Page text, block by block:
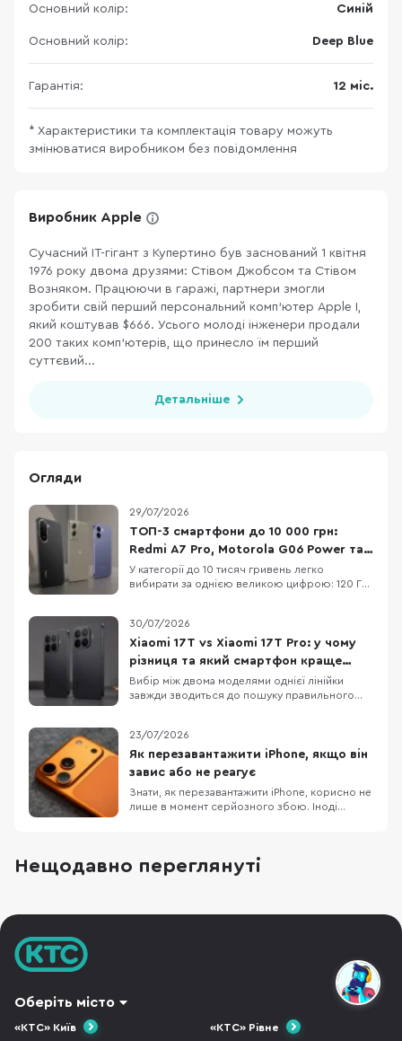
Основний колір: Синій
Основний колір: Deep Blue
Гарантія: 12 міс.
* Характеристики та комплектація товару можуть
змінюватися виробником без повідомлення
Виробник Apple
Сучасний ІТ-гігант з Купертино був заснований 1 квітня
1976 року двома друзями: Стівом Джобсом та Стівом
Возняком. Працюючи в гаражі, партнери змогли
зробити свій перший персональний комп’ютер Apple I,
який коштував $666. Усього молоді інженери продали
200 таких комп’ютерів, що принесло їм перший
суттєвий...
Детальніше
Огляди
29/07/2026
ТОП-3 смартфони до 10 000 грн:
Redmi A7 Pro, Motorola G06 Power та
OPPO A6x
У категорії до 10 тисяч гривень легко
вибирати за однією великою цифрою: 120 Гц,
повністю. Великий акумулятор додає ваги, 120
Гц не роблять HD+ екран чітким, а віртуальна
RAM не замінює фізичну. Порівняємо три
доступні мод
30/07/2026
Xiaomi 17T vs Xiaomi 17T Pro: у чому
різниця та який смартфон краще
обрати
Вибір між двома моделями однієї лінійки
завжди зводиться до пошуку правильного
Xiaomi 17T Pro демонструє два зовсім різні
підходи до ергономіки та пікових
можливостей, хоча візуально ці пристрої
поділяють спільну ф
23/07/2026
Як перезавантажити iPhone, якщо він
завис або не реагує
Знати, як перезавантажити iPhone, корисно не
лише в момент серйозного збою. Іноді
некоректно працює або повернути системі
нормальну роботу. Apple прямо рекомендує
Нещодавно переглянуті
Оберіть місто
«КТС» Київ «КТС» Рівне